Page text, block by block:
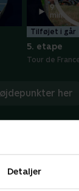
Detaljer
9
min
Tilføjet i går
5. etape
Tour de
her